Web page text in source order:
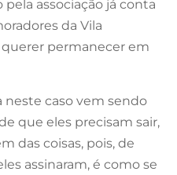
associação já conta
da Vila
permanecer em
neste caso vem sendo
que eles precisam sair,
das coisas, pois, de
assinaram, é como se